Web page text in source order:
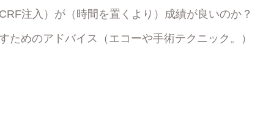
注入）が（時間を置くより）成績が良いのか？
ためのアドバイス（エコーや手術テクニック。）